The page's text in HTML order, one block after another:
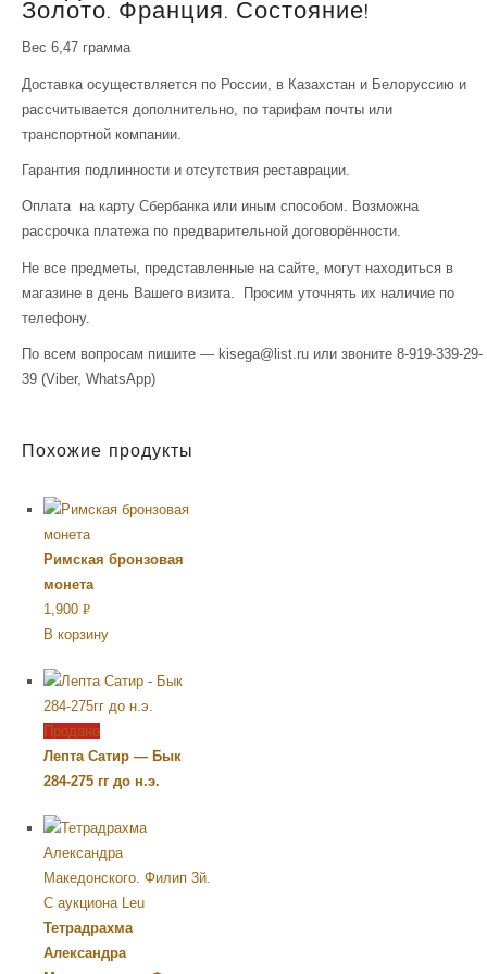
Золото. Франция. Состояние!
Вес 6,47 грамма
Доставка осуществляется по России, в Казахстан и Белоруссию и
рассчитывается дополнительно, по тарифам почты или
транспортной компании.
Гарантия подлинности и отсутствия реставрации.
Оплата на карту Сбербанка или иным способом. Возможна
рассрочка платежа по предварительной договорённости.
Не все предметы, представленные на сайте, могут находиться в
магазине в день Вашего визита. Просим уточнять их наличие по
телефону.
По всем вопросам пишите — kisega@list.ru или звоните 8-919-339-29-
39 (Viber, WhatsApp)
Похожие продукты
Римская бронзовая
монета
1,900 Р
УБ.
В корзину
Продано
Лепта Сатир — Бык
284-275 гг до н.э.
Тетрадрахма
Александра